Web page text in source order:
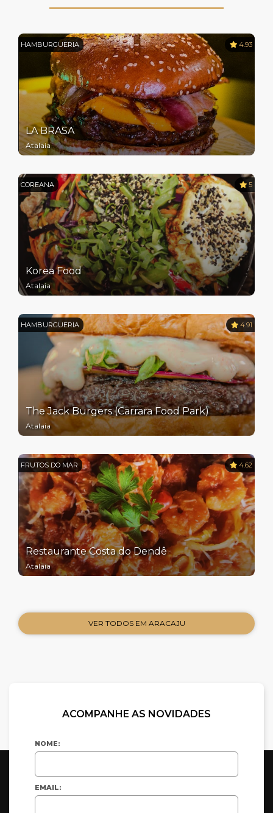
HAMBURGUERIA 4.93
LA BRASA
Atalaia
COREANA 5
Korea Food
Atalaia
HAMBURGUERIA 4.91
The Jack Burgers (Carrara Food Park)
Atalaia
FRUTOS DO MAR 4.62
Restaurante Costa do Dendê
Atalaia
VER TODOS EM ARACAJU
ACOMPANHE AS NOVIDADES
NOME:
EMAIL: